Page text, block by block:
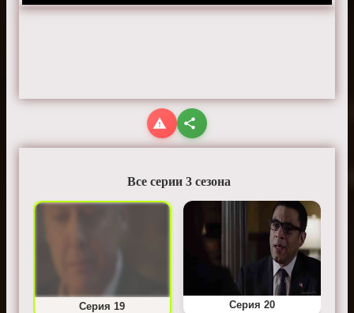
Все серии 3 сезона
Серия 19 Серия 20